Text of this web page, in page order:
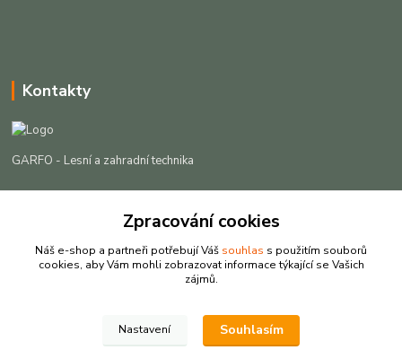
Kontakty
GARFO - Lesní a zahradní technika
+420 725 301 044
info@garfo.cz
Zpracování cookies
Náš e-shop a partneři potřebují Váš souhlas s použitím souborů
cookies, aby Vám mohli zobrazovat informace týkající se Vašich
zájmů.
Nastavení Souhlasím